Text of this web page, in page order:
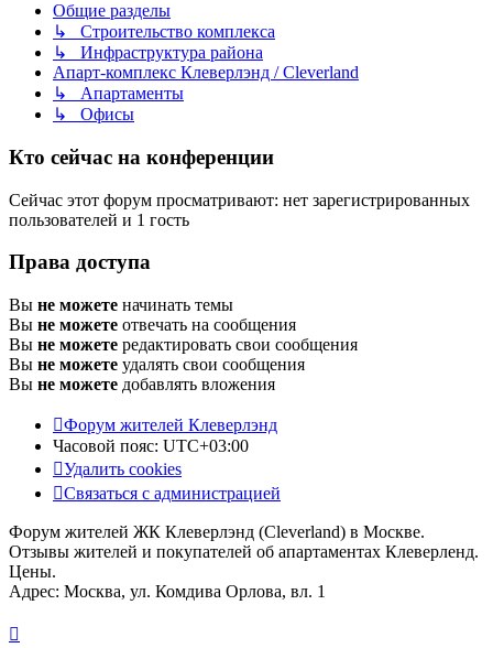
Общие разделы
↳ Строительство комплекса
↳ Инфраструктура района
Апарт-комплекс Клеверлэнд / Cleverland
↳ Апартаменты
↳ Офисы
Кто сейчас на конференции
Сейчас этот форум просматривают: нет зарегистрированных
пользователей и 1 гость
Права доступа
Вы не можете начинать темы
Вы не можете отвечать на сообщения
Вы не можете редактировать свои сообщения
Вы не можете удалять свои сообщения
Вы не можете добавлять вложения
Форум жителей Клеверлэнд
Часовой пояс: UTC+03:00
Удалить cookies
Связаться с администрацией
Форум жителей ЖК Клеверлэнд (Cleverland) в Москве.
Отзывы жителей и покупателей об апартаментах Клеверленд.
Цены.
Адрес: Москва, ул. Комдива Орлова, вл. 1